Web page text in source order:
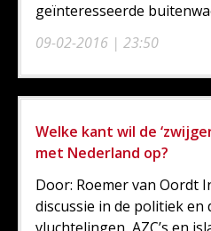
09-02-2016 | 23:50
geïnteresseerde
Welke kant wil de
met Nederland op?
Door: Roemer van Oordt
discussie in de politiek en